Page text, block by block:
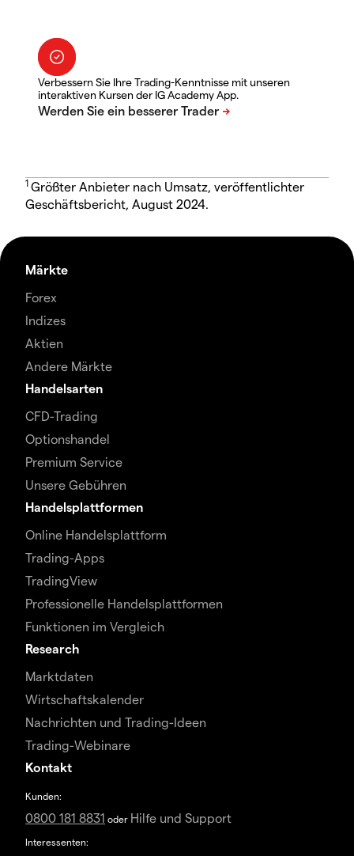
Verbessern Sie Ihre Trading-Kenntnisse mit unseren
interaktiven Kursen der IG Academy App.
1 Größter Anbieter nach Umsatz, veröffentlichter
Geschäftsbericht, August 2024.
Märkte
Forex
Indizes
Aktien
Andere Märkte
Handelsarten
CFD-Trading
Optionshandel
Premium Service
Unsere Gebühren
Handelsplattformen
Online Handelsplattform
Trading-Apps
TradingView
Professionelle Handelsplattformen
Funktionen im Vergleich
Research
Marktdaten
Wirtschaftskalender
Nachrichten und Trading-Ideen
Trading-Webinare
Kontakt
Kunden:
0800 181 8831 oder Hilfe und Support
Interessenten: